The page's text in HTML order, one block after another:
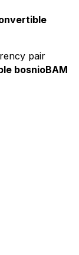
pair
bosnioBAM